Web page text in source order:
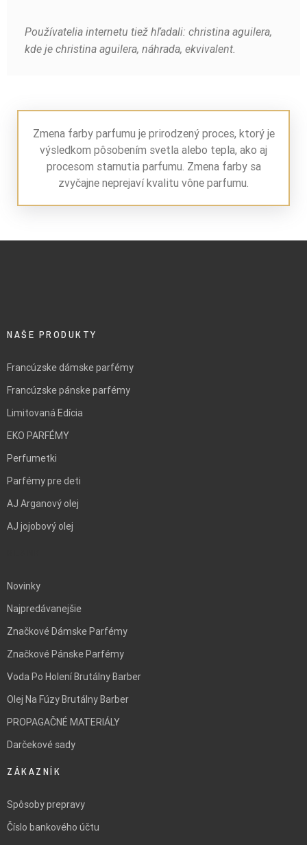
Používatelia internetu tiež hľadali: christina aguilera,
kde je christina aguilera, náhrada, ekvivalent.
Zmena farby parfumu je prirodzený proces, ktorý je
výsledkom pôsobením svetla alebo tepla, ako aj
procesom starnutia parfumu. Zmena farby sa
zvyčajne neprejaví kvalitu vône parfumu.
NAŠE PRODUKTY
Francúzske dámske parfémy
Francúzske pánske parfémy
Limitovaná Edícia
EKO PARFÉMY
Perfumetki
Parfémy pre deti
AJ Arganový olej
AJ jojobový olej
Novinky
Najpredávanejšie
Značkové Dámske Parfémy
Značkové Pánske Parfémy
Voda Po Holení Brutálny Barber
Olej Na Fúzy Brutálny Barber
PROPAGAČNÉ MATERIÁLY
Darčekové sady
ZÁKAZNÍK
Spôsoby prepravy
Číslo bankového účtu